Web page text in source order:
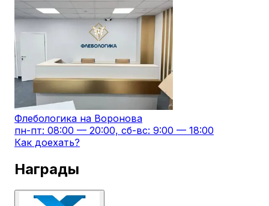
Флебологика на Воронова
пн-пт: 08:00 — 20:00, сб-вс: 9:00 — 18:00
Как доехать?
Награды